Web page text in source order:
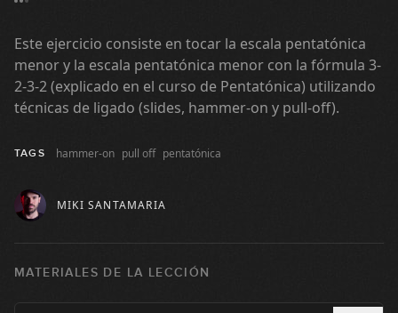
Este ejercicio consiste en tocar la escala pentatónica
menor y la escala pentatónica menor con la fórmula 3-
2-3-2 (explicado en el curso de Pentatónica) utilizando
técnicas de ligado (slides, hammer-on y pull-off).
TAGS hammer-on pull off pentatónica
MIKI SANTAMARIA
MATERIALES DE LA LECCIÓN
09:14
#90: Slap Groove en E
05:34
#91: Rock Riffs en G#m
#92: Grupos de corcheas en Am